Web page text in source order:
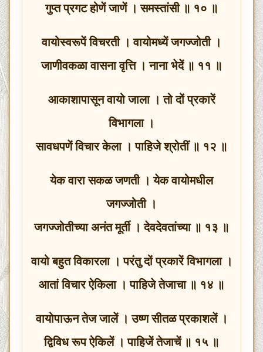
गुप्त प्रगट होणें जाणें । समस्तांसी ॥ १० ॥
वायोस्वरूपें विचरती । वायोमध्यें जगज्जोती ।
जाणीवकळा वासना वृत्ति । नाना भेदें ॥ ११ ॥
आकाशापासून वायो जाला । तो दों प्रकारें
विभागला ।
सावधपणें विचार केला । पाहिजे श्रोतीं ॥ १२ ॥
येक वारा सकळ जणती । येक वायोमधील
जगज्जोती ।
जगज्जोतीच्या अनंत मूर्ती । देवदेवतांच्या ॥ १३ ॥
वायो बहुत विकारला । परंतु दों प्रकारें विभागला ।
आतां विचार ऐकिला । पाहिजे तेजाचा ॥ १४ ॥
वायोपाऊन तेज जालें । उष्ण सीतळ प्रकाशलें ।
द्विविध रूप ऐकिलें । पाहिजें तेजाचें ॥ १५ ॥